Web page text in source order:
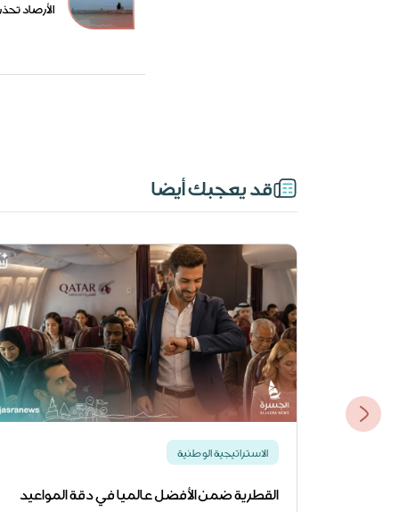
الأرصاد
قد يعجبك أيضا
الاستراتيجية الوطنية
القطرية ضمن الأفضل عالميا في دقة المواعيد